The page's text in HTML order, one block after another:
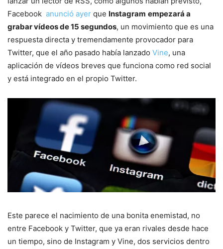
Facebook anunció ayer que Instagram empezará a
grabar vídeos de 15 segundos, un movimiento que es una
respuesta directa y tremendamente provocador para
Twitter, que el año pasado había lanzado Vine, una
aplicación de vídeos breves que funciona como red social
y está integrado en el propio Twitter.
Este parece el nacimiento de una bonita enemistad, no
entre Facebook y Twitter, que ya eran rivales desde hace
un tiempo, sino de Instagram y Vine, dos servicios dentro